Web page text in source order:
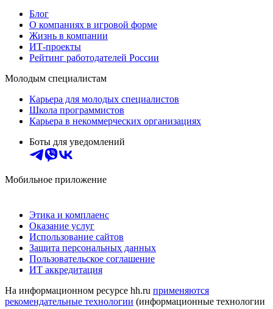
Блог
О компаниях в игровой форме
Жизнь в компании
ИТ-проекты
Рейтинг работодателей России
Молодым специалистам
Карьера для молодых специалистов
Школа программистов
Карьера в некоммерческих организациях
Боты для уведомлений
Мобильное приложение
Этика и комплаенс
Оказание услуг
Использование сайтов
Защита персональных данных
Пользовательское соглашение
ИТ аккредитация
На информационном ресурсе hh.ru применяются
рекомендательные технологии (информационные технологии